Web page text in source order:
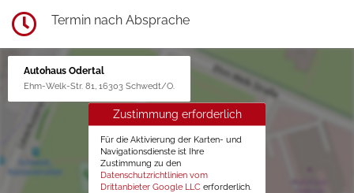
Termin nach Absprache
Autohaus Odertal
Ehm-Welk-Str. 81, 16303 Schwedt/O.
Zustimmung erforderlich
Für die Aktivierung der Karten- und
Navigationsdienste ist Ihre
Zustimmung zu den
Datenschutzrichtlinien vom
Drittanbieter Google LLC erforderlich.